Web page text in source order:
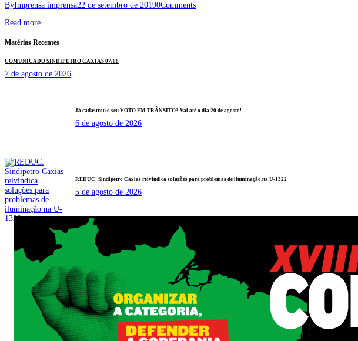
ByImprensa imprensa22 de setembro de 20190Comments
Read more
Matérias Recentes
COMUNICADO SINDIPETRO CAXIAS 07/08
7 de agosto de 2026
Já cadastrou o seu VOTO EM TRÂNSITO? Vai até o dia 20 de agosto!
6 de agosto de 2026
REDUC: Sindipetro Caxias reivindica soluções para problemas de iluminação na U-1322
5 de agosto de 2026